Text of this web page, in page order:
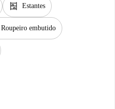
shelves Estantes
Roupeiro embutido